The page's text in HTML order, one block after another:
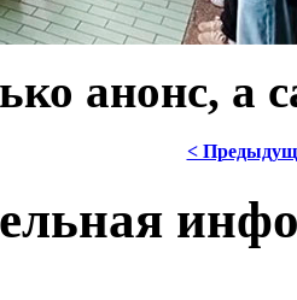
анонс, а
<